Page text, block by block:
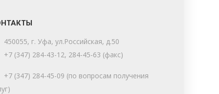
450055, г. Уфа, ул.Российская, д.50
+7 (347) 284-43-12, 284-45-63 (факс)
+7 (347) 284-45-09 (по вопросам получения